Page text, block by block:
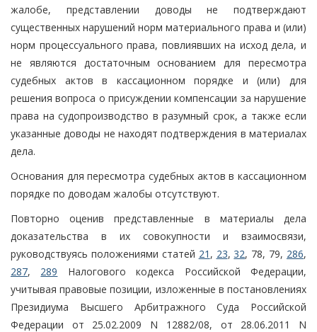
жалобе, представлении доводы не подтверждают
существенных нарушений норм материального права и (или)
норм процессуального права, повлиявших на исход дела, и
не являются достаточным основанием для пересмотра
судебных актов в кассационном порядке и (или) для
решения вопроса о присуждении компенсации за нарушение
права на судопроизводство в разумный срок, а также если
указанные доводы не находят подтверждения в материалах
дела.
Основания для пересмотра судебных актов в кассационном
порядке по доводам жалобы отсутствуют.
Повторно оценив представленные в материалы дела
доказательства в их совокупности и взаимосвязи,
руководствуясь положениями статей 21 , 23,32, 78, 79, 286,
287, 289 Налогового кодекса Российской Федерации,
учитывая правовые позиции, изложенные в постановлениях
Президиума Высшего Арбитражного Суда Российской
Федерации от 25.02.2009 N 12882/08, от 28.06.2011 N